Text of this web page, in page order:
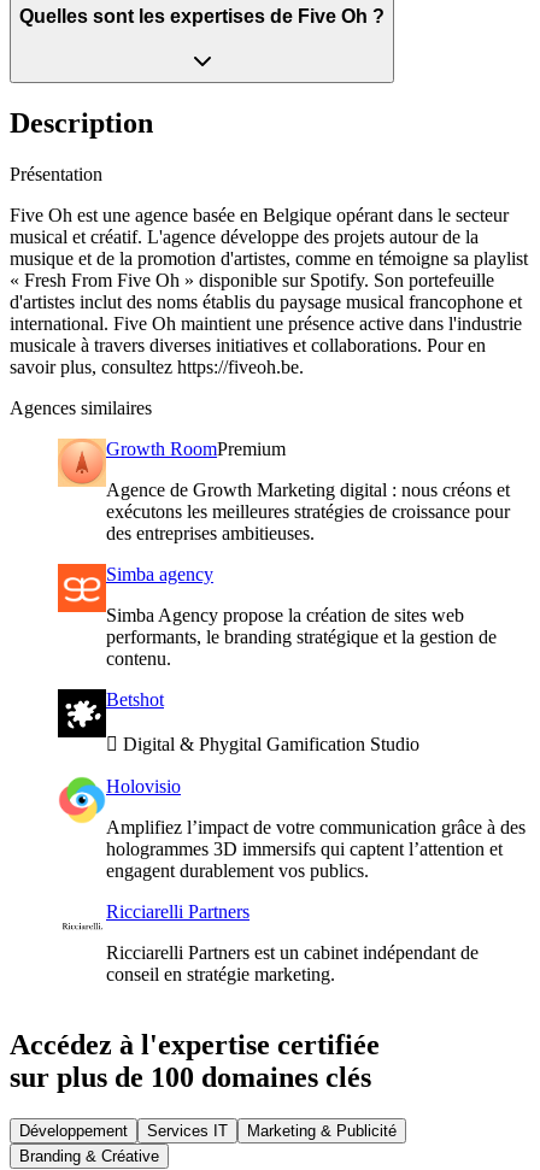
Quelles sont les expertises de Five Oh ?
Description
Présentation
Five Oh est une agence basée en Belgique opérant dans le secteur
musical et créatif. L'agence développe des projets autour de la
musique et de la promotion d'artistes, comme en témoigne sa playlist
« Fresh From Five Oh » disponible sur Spotify. Son portefeuille
d'artistes inclut des noms établis du paysage musical francophone et
international. Five Oh maintient une présence active dans l'industrie
musicale à travers diverses initiatives et collaborations. Pour en
savoir plus, consultez https://fiveoh.be.
Agences similaires
Growth RoomPremium
Agence de Growth Marketing digital : nous créons et
exécutons les meilleures stratégies de croissance pour
des entreprises ambitieuses.
Simba agency
Simba Agency propose la création de sites web
performants, le branding stratégique et la gestion de
contenu.
Betshot
🫟 Digital & Phygital Gamification Studio
Holovisio
Amplifiez l’impact de votre communication grâce à des
hologrammes 3D immersifs qui captent l’attention et
engagent durablement vos publics.
Ricciarelli Partners
Ricciarelli Partners est un cabinet indépendant de
conseil en stratégie marketing.
Accédez à l'expertise certifiée
sur plus de 100 domaines clés
Développement Services IT
Marketing & Publicité
Branding & Créative